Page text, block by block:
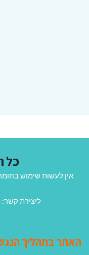
כל
אין לעשות שימוש
ליצירת קשר: Avihai.ZoomAt@gmail.com
האתר בתהליך